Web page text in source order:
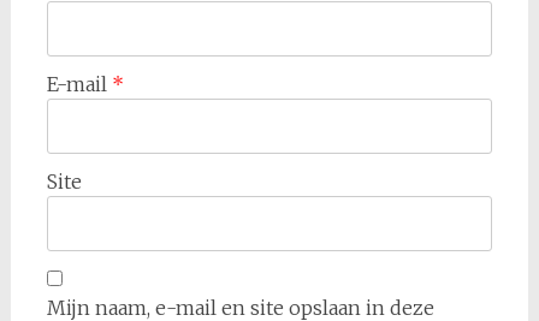
E-mail *
Site
Mijn naam, e-mail en site opslaan in deze